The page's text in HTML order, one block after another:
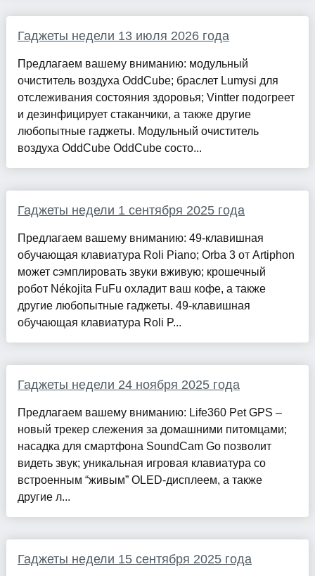
Гаджеты недели 13 июля 2026 года
Предлагаем вашему вниманию: модульный
очиститель воздуха OddCube; браслет Lumysi для
отслеживания состояния здоровья; Vintter подогреет
и дезинфицирует стаканчики, а также другие
любопытные гаджеты. Модульный очиститель
воздуха OddCube OddCube состо...
Гаджеты недели 1 сентября 2025 года
Предлагаем вашему вниманию: 49-клавишная
обучающая клавиатура Roli Piano; Orba 3 от Artiphon
может сэмплировать звуки вживую; крошечный
робот Nékojita FuFu охладит ваш кофе, а также
другие любопытные гаджеты. 49-клавишная
обучающая клавиатура Roli P...
Гаджеты недели 24 ноября 2025 года
Предлагаем вашему вниманию: Life360 Pet GPS –
новый трекер слежения за домашними питомцами;
насадка для смартфона SoundCam Go позволит
видеть звук; уникальная игровая клавиатура со
встроенным “живым” OLED-дисплеем, а также
другие л...
Гаджеты недели 15 сентября 2025 года